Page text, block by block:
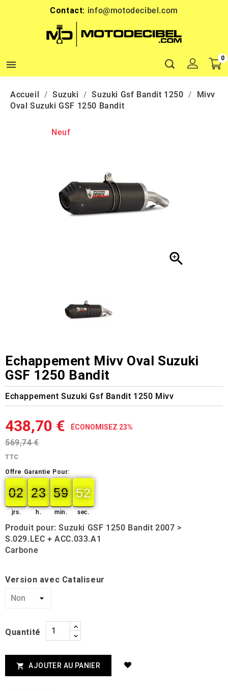
Contact: info@motodecibel.com

0
Accueil Suzuki Suzuki Gsf Bandit 1250
Mivv
Oval Suzuki GSF 1250 Bandit
Neuf

Echappement Mivv Oval Suzuki
GSF 1250 Bandit
Echappement Suzuki Gsf Bandit 1250 Mivv
438,70 € ÉCONOMISEZ 23%
569,74 €
TTC
Offre Garantie Pour:
02
02
00
jrs.
23
23
00
h.
59
59
00
min.
51
51
52
sec.
Produit pour: Suzuki GSF 1250 Bandit 2007 >
S.029.LEC + ACC.033.A1
Carbone
Version avec Cataliseur
Quantité
 AJOUTER AU PANIER